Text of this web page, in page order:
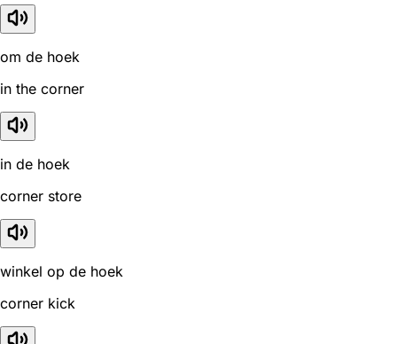
om de hoek
in the corner
in de hoek
corner store
winkel op de hoek
corner kick